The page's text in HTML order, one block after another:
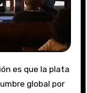
global por